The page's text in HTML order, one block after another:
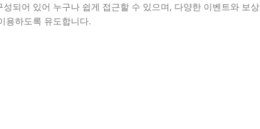
되어 있어 누구나 쉽게 접근할 수 있으며, 다양한 이벤트와 보상
용하도록 유도합니다.